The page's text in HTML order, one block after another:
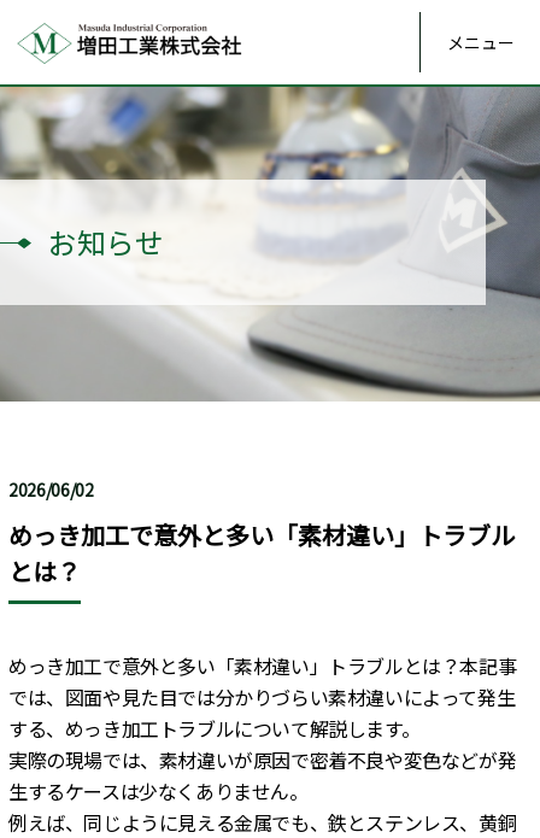
メニュー
お知らせ
2026/06/02
めっき加工で意外と多い「素材違い」トラブル
とは？
めっき加工で意外と多い「素材違い」トラブルとは？本記事
では、図面や見た目では分かりづらい素材違いによって発生
する、めっき加工トラブルについて解説します。
実際の現場では、素材違いが原因で密着不良や変色などが発
生するケースは少なくありません。
例えば、同じように見える金属でも、鉄とステンレス、黄銅